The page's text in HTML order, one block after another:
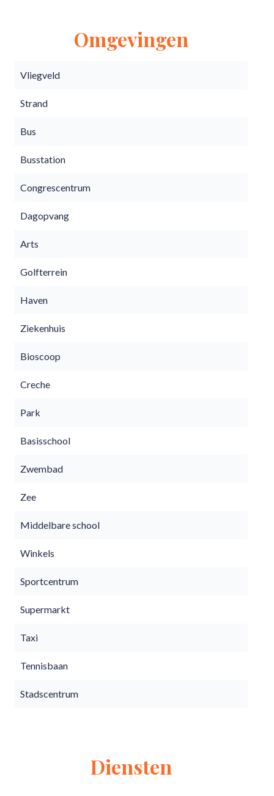
Omgevingen
Vliegveld
Strand
Bus
Busstation
Congrescentrum
Dagopvang
Arts
Golfterrein
Haven
Ziekenhuis
Bioscoop
Creche
Park
Basisschool
Zwembad
Zee
Middelbare school
Winkels
Sportcentrum
Supermarkt
Taxi
Tennisbaan
Stadscentrum
Diensten